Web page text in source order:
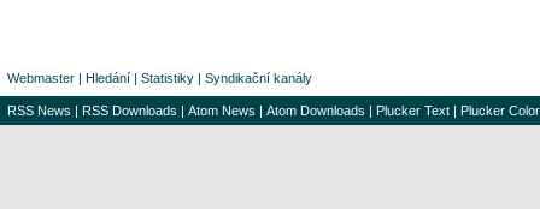
Webmaster | Hledání | Statistiky | Syndikační kanály
RSS News | RSS Downloads | Atom News | Atom Downloads | Plucker Text | Plucker Color